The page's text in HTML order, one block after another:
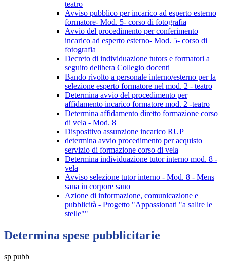
teatro
Avviso pubblico per incarico ad esperto esterno
formatore- Mod. 5- corso di fotografia
Avvio del procedimento per conferimento
incarico ad esperto esterno- Mod. 5- corso di
fotografia
Decreto di individuazione tutors e formatori a
seguito delibera Collegio docenti
Bando rivolto a personale interno/esterno per la
selezione esperto formatore nel mod. 2 - teatro
Determina avvio del procedimento per
affidamento incarico formatore mod. 2 -teatro
Determina affidamento diretto formazione corso
di vela - Mod. 8
Dispositivo assunzione incarico RUP
determina avvio procedimento per acquisto
servizio di formazione corso di vela
Determina individuazione tutor interno mod. 8 -
vela
Avviso selezione tutor interno - Mod. 8 - Mens
sana in corpore sano
Azione di informazione, comunicazione e
pubblicità - Progetto "Appassionati "a salire le
stelle""
Determina spese pubblicitarie
sp pubb